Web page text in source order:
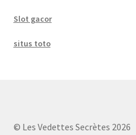
Slot gacor
situs toto
© Les Vedettes Secrètes 2026